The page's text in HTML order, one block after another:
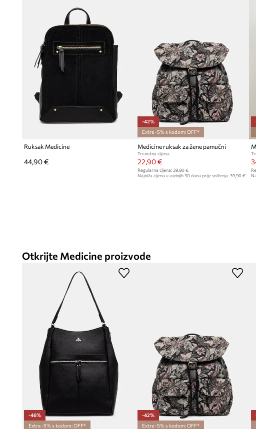
Promišljena organizacija unutrašnjosti s glavnim pretincem i dva
Poseban pretinac za laptop s kopčanjem na čičak, za zaštitu
Praktični bočni drukeri omogućuju fleksibilnu prilagodbu kapaciteta
Ruksak Medicine
44,90 €
-42%
Extra -5% s kodom: OFF*
Medicine ruksak za žene pamučni
Trenutna cijena:
22,90 €
Regularna cijena:39,90 €
Najniža cijena u zadnjih 30 dana prije sniženja:39,90 €
Otkrijte Medicine proizvode
-46%
Extra -5% s kodom: OFF*
-42%
Extra -5% s kodom: OFF*